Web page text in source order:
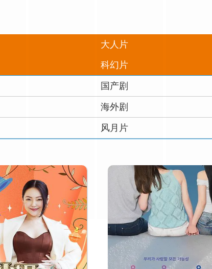
大人片
科幻片
国产剧
海外剧
风月片